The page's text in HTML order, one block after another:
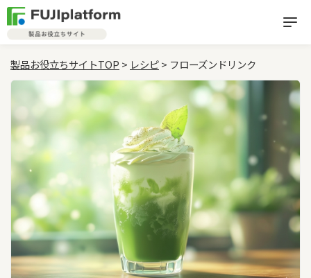
製品お役立ちサイトTOP > レシピ> フローズンドリンク